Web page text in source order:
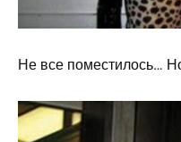
Не все поместилось…